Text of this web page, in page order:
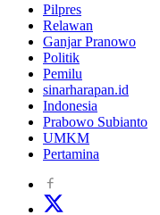
Pilpres
Relawan
Ganjar Pranowo
Politik
Pemilu
sinarharapan.id
Indonesia
Prabowo Subianto
UMKM
Pertamina